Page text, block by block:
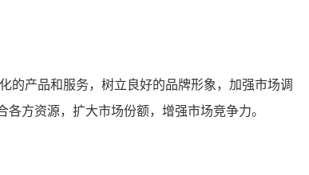
的产品和服务，树立良好的品牌形象，加强市场调
方资源，扩大市场份额，增强市场竞争力。